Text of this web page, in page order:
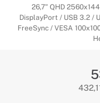
26,7" QHD
DisplayPort / USB 3.2 /
FreeSync / VESA